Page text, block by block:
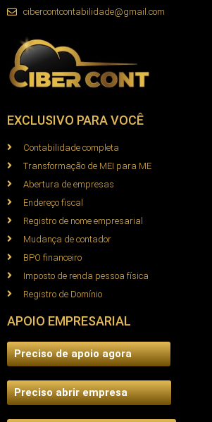
cibercontcontabilidade@gmail.com
EXCLUSIVO PARA VOCÊ
Contabilidade completa
Transformação de MEI para ME
Abertura de empresas
Endereço fiscal
Registro de nome empresarial
Mudança de contador
BPO financeiro
Imposto de renda pessoa física
Registro de Domínio
APOIO EMPRESARIAL
Preciso de apoio agora
Preciso abrir empresa